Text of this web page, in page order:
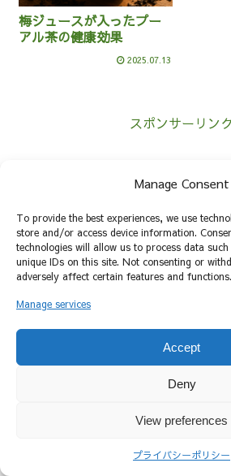
Manage Consent
To provide the best experiences, we use
store and/or access device information.
technologies will allow us to process data
unique IDs on this site. Not consenting or
adversely affect certain features and functions.
Manage services
Accept
Deny
View preferences
プライバシーポリシー
梅ジュースが入ったプー
アル茶の健康効果
2025.07.13
スポンサーリンク
プライバシーポリシー